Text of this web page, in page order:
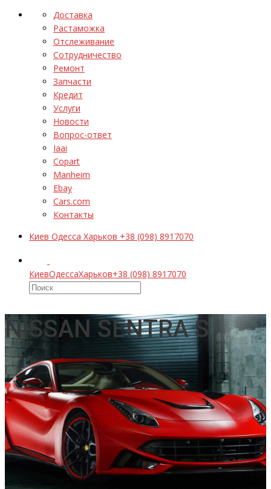
Доставка
Растаможка
Отслеживание
Сотрудничество
Ремонт
Запчасти
Кредит
Услуги
Новости
Вопрос-ответ
Iaai
Copart
Manheim
Ebay
Cars.com
Контакты
Киев Одесса Харьков +38 (098) 8917070
КиевОдессаХарьков+38 (098) 8917070
NISSAN SENTRA S